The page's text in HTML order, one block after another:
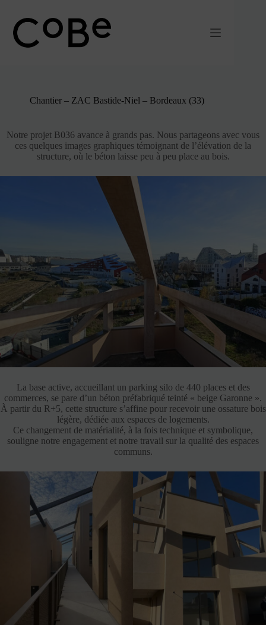
contenu
Chantier – ZAC Bastide-Niel – Bordeaux (33)
Notre projet B036 avance à grands pas. Nous partageons avec vous
ces quelques images graphiques témoignant de l’élévation de la
structure, où le béton laisse peu à peu place au bois.
La base active, accueillant un parking silo de 440 places et des
commerces, se pare d’un béton préfabriqué teinté « beige Garonne ».
À partir du R+5, cette structure s’affine pour recevoir une ossature bois
légère, dédiée aux espaces de logements.
Ce changement de matérialité, à la fois technique et symbolique,
souligne notre engagement et notre travail sur la qualité des espaces
communs.